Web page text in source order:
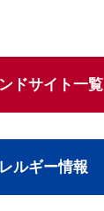
ドサイト一覧
ルギー情報